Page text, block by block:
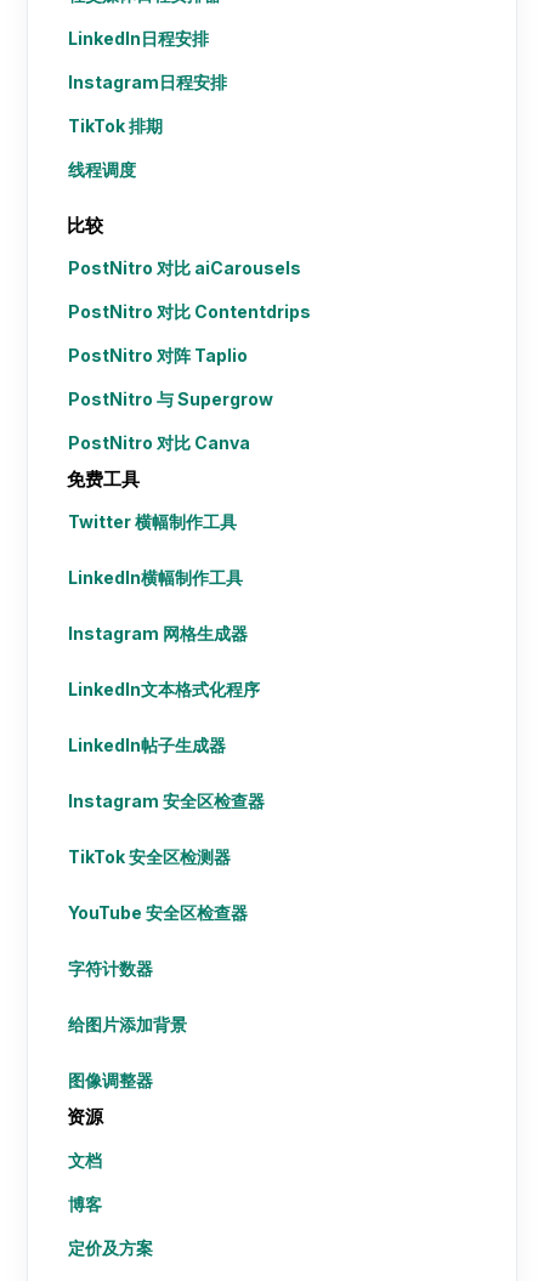
LinkedIn日程安排
Instagram日程安排
TikTok 排期
线程调度
比较
PostNitro 对比 aiCarousels
PostNitro 对比 Contentdrips
PostNitro 对阵 Taplio
PostNitro 与 Supergrow
PostNitro 对比 Canva
免费工具
Twitter 横幅制作工具
LinkedIn横幅制作工具
Instagram 网格生成器
LinkedIn文本格式化程序
LinkedIn帖子生成器
Instagram 安全区检查器
TikTok 安全区检测器
YouTube 安全区检查器
字符计数器
给图片添加背景
图像调整器
资源
文档
博客
定价及方案